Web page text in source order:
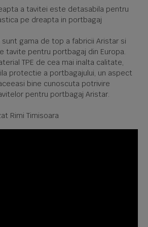
a tavitei este detasabila pentru
pe dreapta in portbagaj
gama de top a fabricii Aristar si
tavite pentru portbagaj din Europa.
TPE de cea mai inalta calitate,
protectie a portbagajului, un aspect
bine cunoscuta potrivire
pentru portbagaj Aristar.
Rimi Timisoara